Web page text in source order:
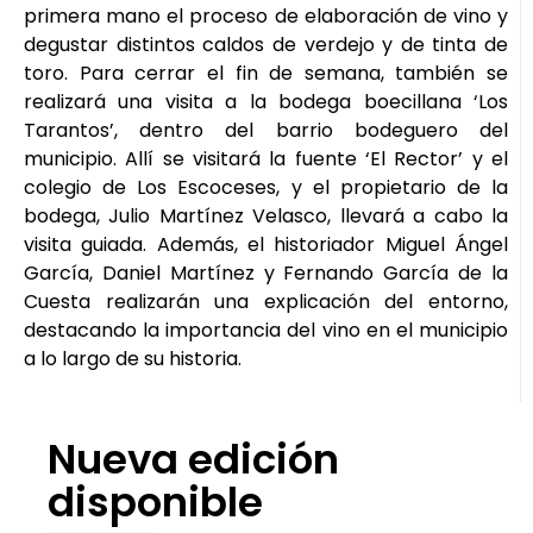
primera mano el proceso de elaboración de vino y
degustar distintos caldos de verdejo y de tinta de
toro. Para cerrar el fin de semana, también se
realizará una visita a la bodega boecillana ‘Los
Tarantos’, dentro del barrio bodeguero del
municipio. Allí se visitará la fuente ‘El Rector’ y el
colegio de Los Escoceses, y el propietario de la
bodega, Julio Martínez Velasco, llevará a cabo la
visita guiada. Además, el historiador Miguel Ángel
García, Daniel Martínez y Fernando García de la
Cuesta realizarán una explicación del entorno,
destacando la importancia del vino en el municipio
a lo largo de su historia.
Nueva edición
disponible